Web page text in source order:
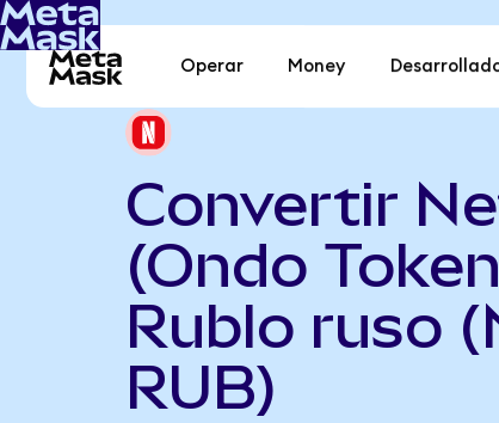
Operar Money
Convertir
(Ondo
Rublo ruso
RUB)